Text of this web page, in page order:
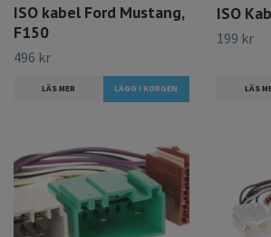
ISO kabel Ford Mustang,
F150
496 kr
LÄS MER
ISO
199 kr
LÄS